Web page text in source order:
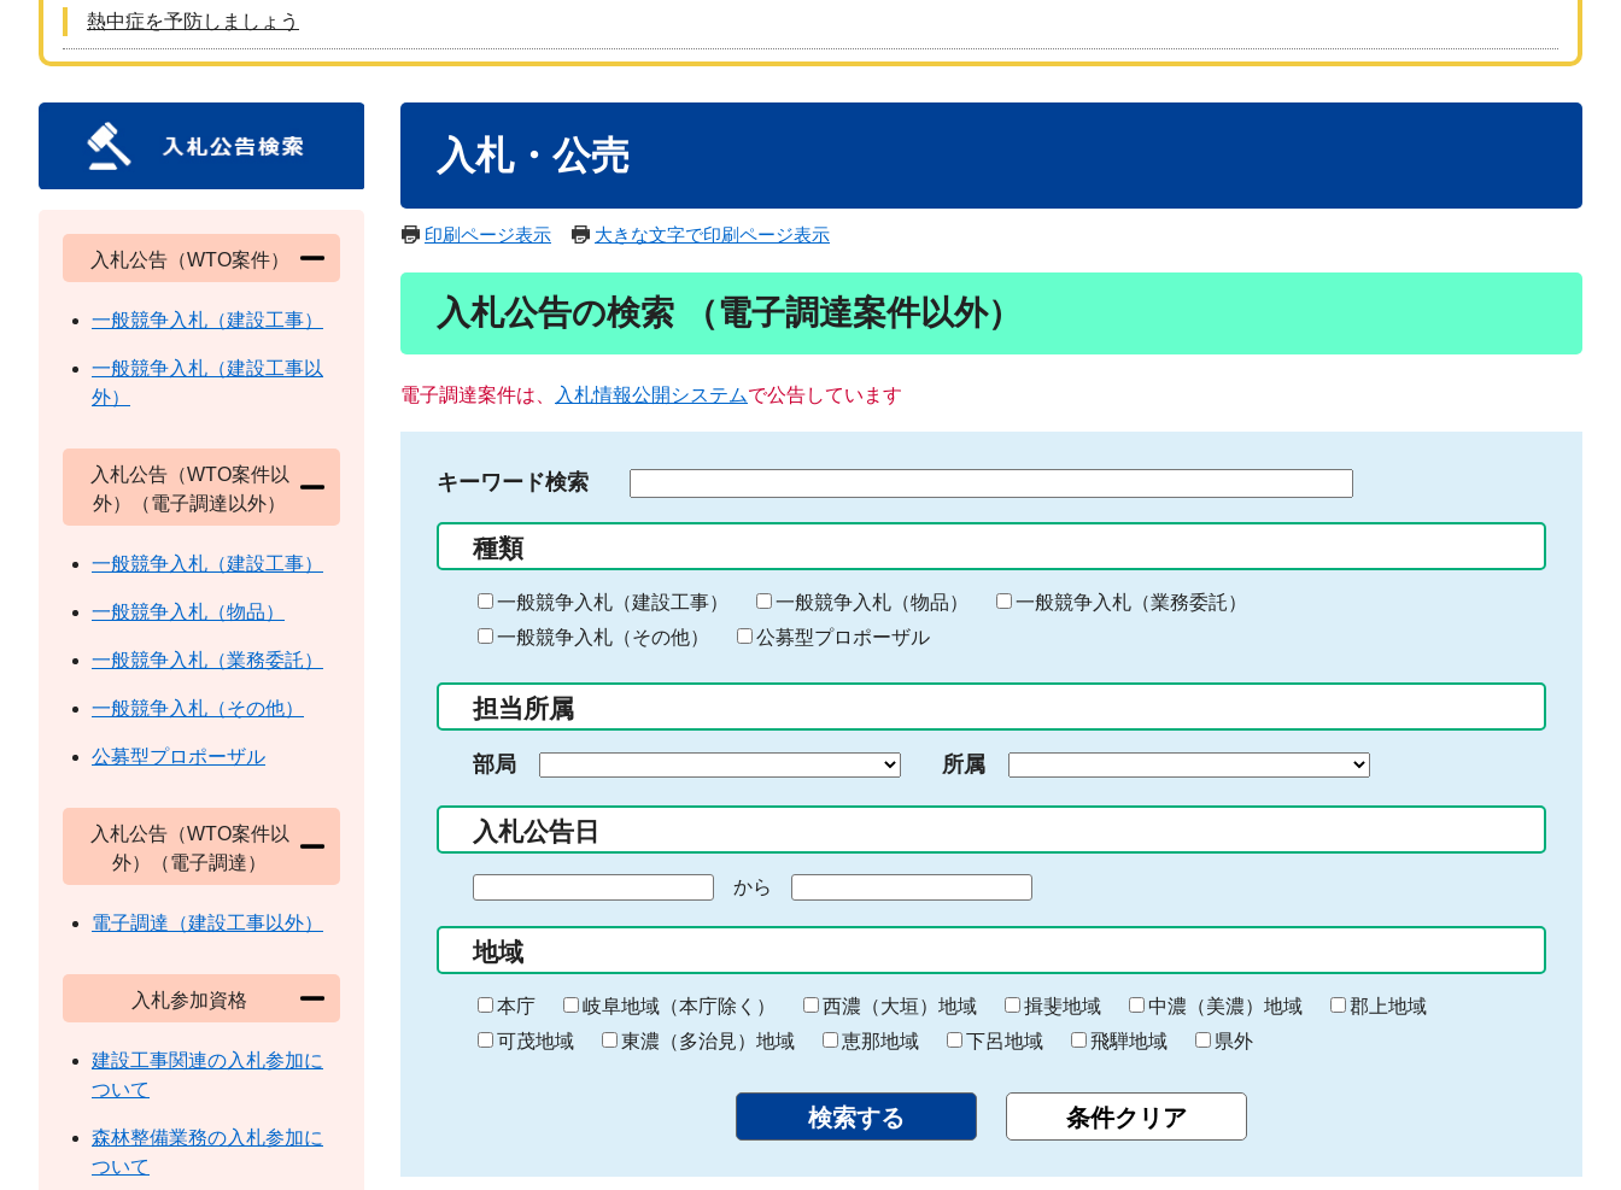
熱中症を予防しましょう
入札・公売
印刷ページ表示 大きな文字で印刷ページ表示
入札公告の検索 （電子調達案件以外）
電子調達案件は、 入札情報公開システムで公告しています
キーワード検索
る
キ
ー
ー
入
力
種類
一般競争入札（建設工事） 一般競争入札（物品）
一般競争入札（業務委託）
一般競争入札（その他）
公募型プロポーザル
担当所属
部局 所属
入札公告日
の
始
ま
り
から
終
わ
り
地域
本庁 岐阜地域（本庁除く） 西濃（大垣）地域 揖斐地域 中濃（美濃）地域
郡上地域
可茂地域
東濃（多治見）地域 恵那地域 下呂地域 飛騨地域 県外
入札公告（WTO案件）
一般競争入札（建設工事）
一般競争入札（建設工事以
外）
入札公告（WTO案件以
外）（電子調達以外）
一般競争入札（建設工事）
一般競争入札（物品）
一般競争入札（業務委託）
一般競争入札（その他）
公募型プロポーザル
入札公告（WTO案件以
外）（電子調達）
電子調達（建設工事以外）
入札参加資格
建設工事関連の入札参加に
ついて
森林整備業務の入札参加に
ついて